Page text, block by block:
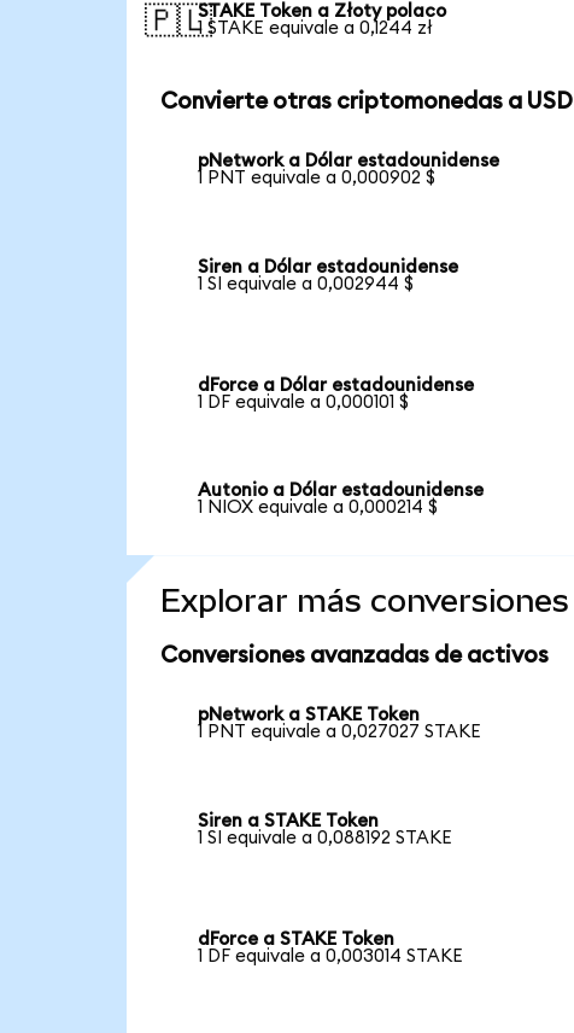
🇵🇱STAKE Token a Złoty polaco
1 STAKE equivale a 0,1244 zł
Convierte otras criptomonedas a USD
pNetwork a Dólar estadounidense
1 PNT equivale a 0,000902 $
Siren a Dólar estadounidense
1 SI equivale a 0,002944 $
dForce a Dólar estadounidense
1 DF equivale a 0,000101 $
Autonio a Dólar estadounidense
1 NIOX equivale a 0,000214 $
Explorar más conversiones
Conversiones avanzadas de activos
pNetwork a STAKE Token
1 PNT equivale a 0,027027 STAKE
Siren a STAKE Token
1 SI equivale a 0,088192 STAKE
dForce a STAKE Token
1 DF equivale a 0,003014 STAKE